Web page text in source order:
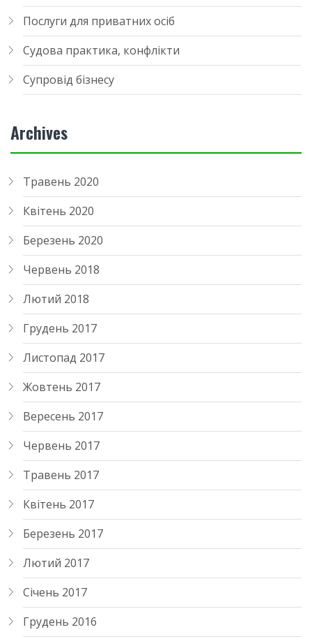
Послуги для приватних осіб
Судова практика, конфлікти
Супровід бізнесу
Archives
Травень 2020
Квітень 2020
Березень 2020
Червень 2018
Лютий 2018
Грудень 2017
Листопад 2017
Жовтень 2017
Вересень 2017
Червень 2017
Травень 2017
Квітень 2017
Березень 2017
Лютий 2017
Січень 2017
Грудень 2016